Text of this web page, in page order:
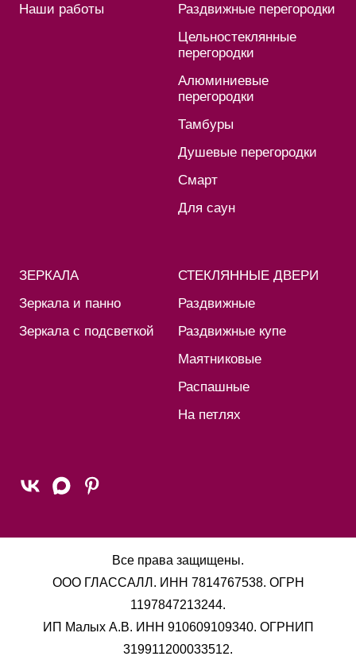
Наши работы
Раздвижные перегородки
Цельностеклянные
перегородки
Алюминиевые
перегородки
Тамбуры
Душевые перегородки
Смарт
Для саун
ЗЕРКАЛА
Зеркала и панно
Зеркала с подсветкой
СТЕКЛЯННЫЕ ДВЕРИ
Раздвижные
Раздвижные купе
Маятниковые
Распашные
На петлях
Все права защищены.
ООО ГЛАССАЛЛ. ИНН 7814767538. ОГРН
1197847213244.
ИП Малых А.В. ИНН 910609109340. ОГРНИП
319911200033512.